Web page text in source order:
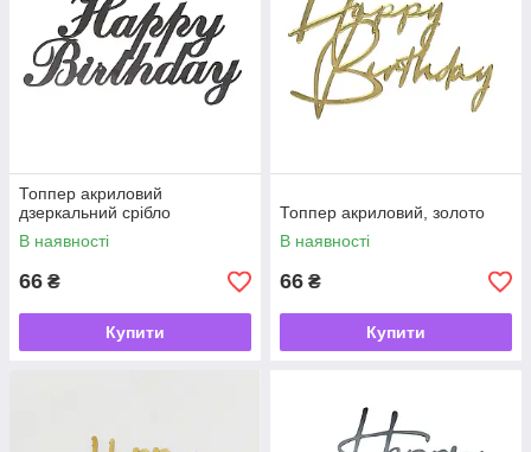
Топпер акриловий
дзеркальний срібло
В наявності
66 ₴
Купити
Топпер акриловий, золото
В наявності
66 ₴
Купити